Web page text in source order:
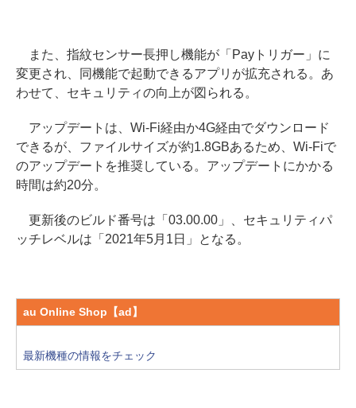
また、指紋センサー長押し機能が「Payトリガー」に
変更され、同機能で起動できるアプリが拡充される。あ
わせて、セキュリティの向上が図られる。
アップデートは、Wi-Fi経由か4G経由でダウンロード
できるが、ファイルサイズが約1.8GBあるため、Wi-Fiで
のアップデートを推奨している。アップデートにかかる
時間は約20分。
更新後のビルド番号は「03.00.00」、セキュリティパ
ッチレベルは「2021年5月1日」となる。
au Online Shop【ad】
最新機種の情報をチェック